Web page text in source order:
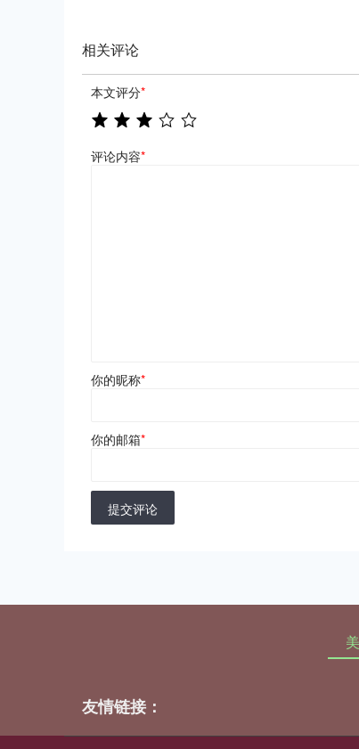
相关评论
本文评分*
评论内容*
你的昵称*
你的邮箱*
提交评论
友情链接：